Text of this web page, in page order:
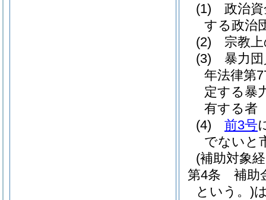
(1)
政治
する政治
(2)
宗教
(3)
暴力
年法律第
定する暴
有する者
(4)
前3号
でないと
(補助対象
第4条
補助
という。)